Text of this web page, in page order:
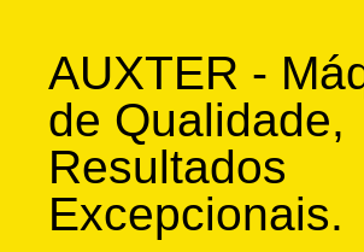
AUXTER -
de Qualidade,
Resultados
Excepcionais.